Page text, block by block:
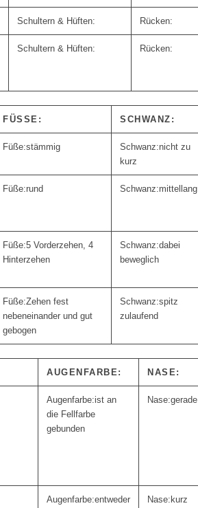
FÜSSE: SCHWANZ:
stämmig
nicht zu
kurz
rund mittellang
5 Vorderzehen, 4
Hinterzehen
dabei
beweglich
Zehen fest
nebeneinander und gut
gebogen
spitz
zulaufend
AUGENFARBE: NASE:
ist an
die Fellfarbe
gebunden
gerade
entweder
kurz